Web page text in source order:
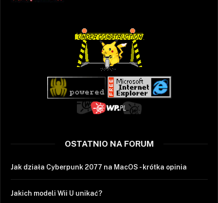
OSTATNIO NA FORUM
Jak działa Cyberpunk 2077 na MacOS - krótka opinia
Jakich modeli Wii U unikać?